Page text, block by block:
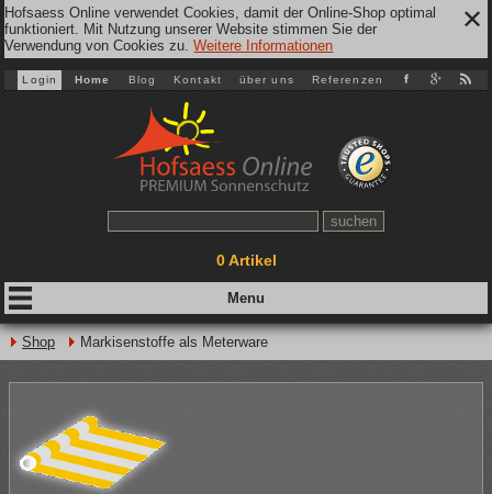
Hofsaess Online verwendet Cookies, damit der Online-Shop optimal
funktioniert. Mit Nutzung unserer Website stimmen Sie der
Verwendung von Cookies zu.Weitere Informationen
✕
Login Home Blog Kontakt über uns Referenzen
0Artikel
Shop Markisenstoffe als Meterware